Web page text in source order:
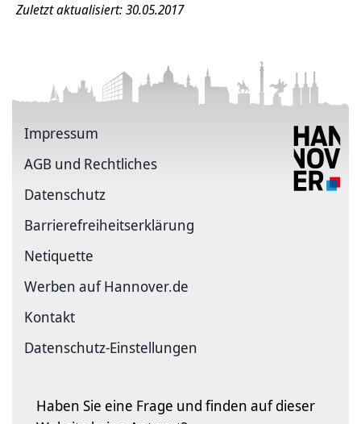
Zuletzt aktualisiert: 30.05.2017
Impressum
AGB und Rechtliches
Datenschutz
Barriere­freiheits­erklärung
Netiquette
Werben auf Hannover.de
Kontakt
Datenschutz-Einstellungen
Haben Sie eine Frage und finden auf dieser